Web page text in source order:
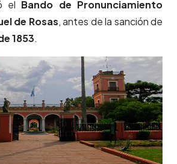
el Bando de Pronunciamiento
de Rosas, antes de la sanción de
1853.